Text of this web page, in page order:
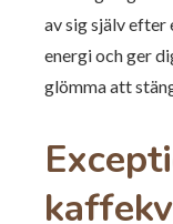
av sig själv
energi och ger
glömma att